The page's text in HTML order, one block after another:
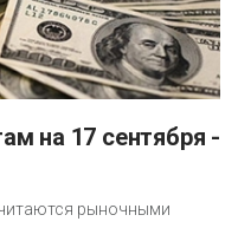
рыночными